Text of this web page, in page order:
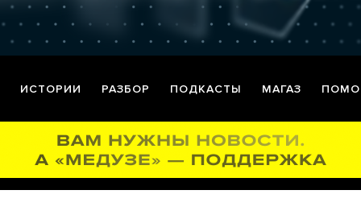
ИСТОРИИ РАЗБОР ПОДКАСТЫ МАГАЗ